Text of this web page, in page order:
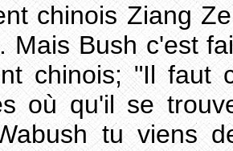
chinois Ziang
Mais Bush c'est
chinois; "Il faut
où qu'il se
tu viens